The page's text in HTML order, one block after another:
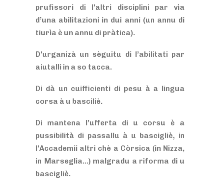
prufissori di l’altri disciplini par vìa
d’una abilitazioni in dui anni (un annu di
tiurìa è un annu di pràtica).
D’urganizà un sèguitu di l’abilitati par
aiutalli in a so tacca.
Di dà un cuifficienti di pesu à a lingua
corsa à u basciliè.
Di mantena l’ufferta di u corsu è a
pussibilità di passallu à u bascigliè, in
l’Accademii altri chè a Còrsica (in Nizza,
in Marseglia…) malgradu a riforma di u
bascigliè.